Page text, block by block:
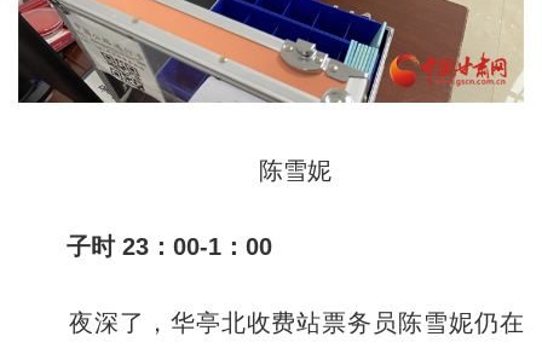
陈雪妮
子时 23：00-1：00
夜深了，华亭北收费站票务员陈雪妮仍在